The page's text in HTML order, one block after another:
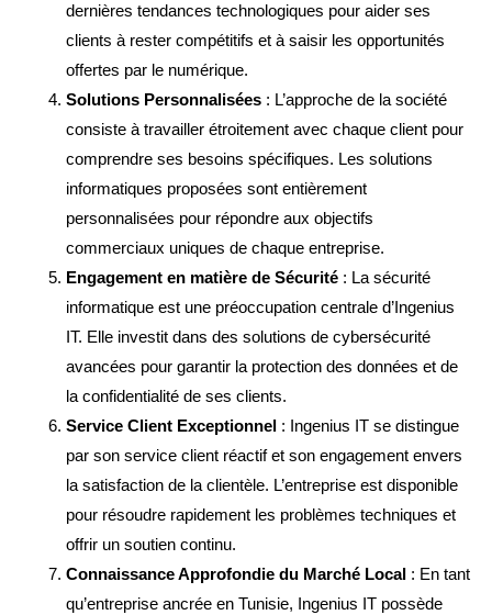
dernières tendances technologiques pour aider ses
clients à rester compétitifs et à saisir les opportunités
offertes par le numérique.
Solutions Personnalisées : L’approche de la société
consiste à travailler étroitement avec chaque client pour
comprendre ses besoins spécifiques. Les solutions
informatiques proposées sont entièrement
personnalisées pour répondre aux objectifs
commerciaux uniques de chaque entreprise.
Engagement en matière de Sécurité : La sécurité
informatique est une préoccupation centrale d’Ingenius
IT. Elle investit dans des solutions de cybersécurité
avancées pour garantir la protection des données et de
la confidentialité de ses clients.
Service Client Exceptionnel : Ingenius IT se distingue
par son service client réactif et son engagement envers
la satisfaction de la clientèle. L’entreprise est disponible
pour résoudre rapidement les problèmes techniques et
offrir un soutien continu.
Connaissance Approfondie du Marché Local : En tant
qu’entreprise ancrée en Tunisie, Ingenius IT possède